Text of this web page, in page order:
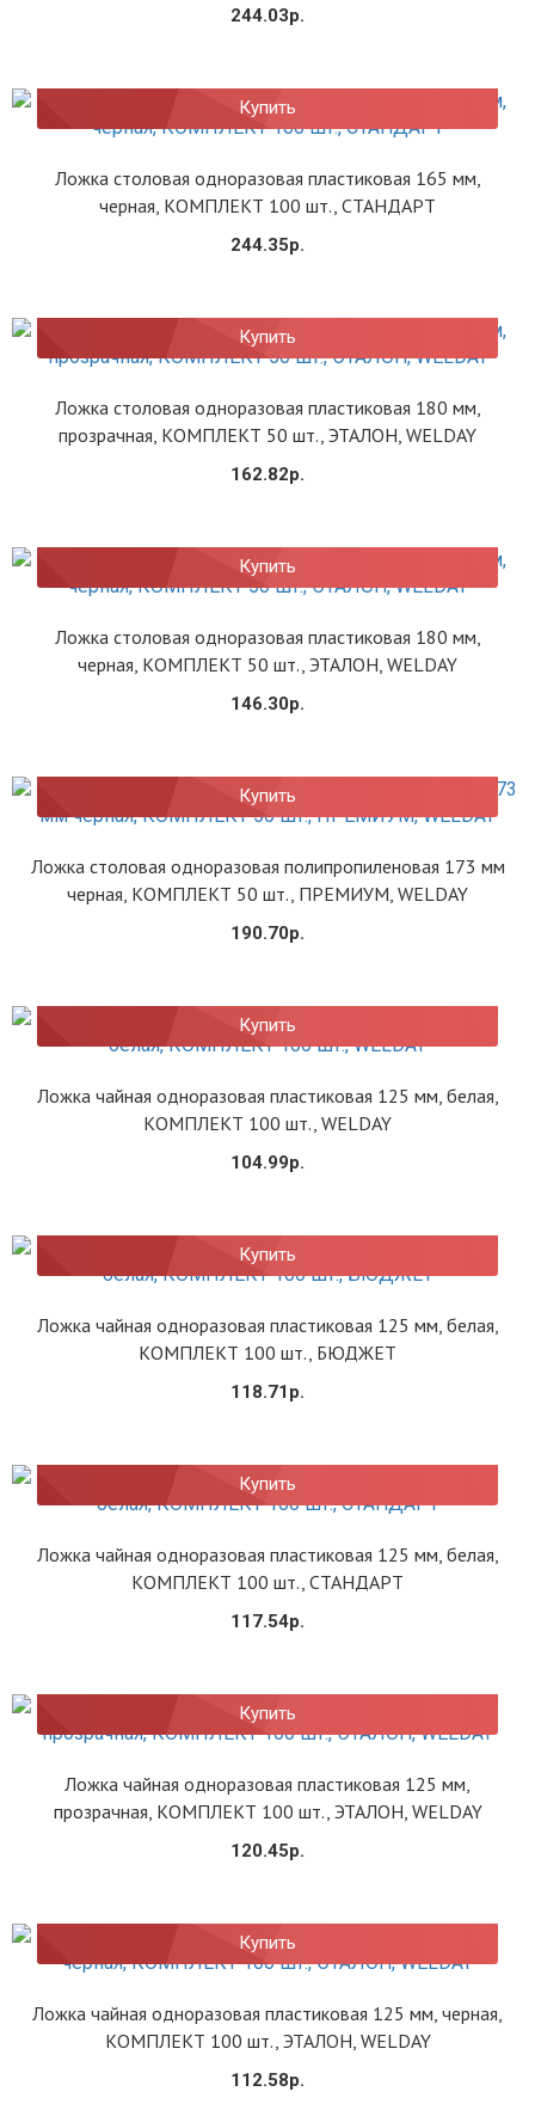
244.03р.
Купить
Ложка столовая одноразовая пластиковая 165 мм,
черная, КОМПЛЕКТ 100 шт., СТАНДАРТ
244.35р.
Купить
Ложка столовая одноразовая пластиковая 180 мм,
прозрачная, КОМПЛЕКТ 50 шт., ЭТАЛОН, WELDAY
162.82р.
Купить
Ложка столовая одноразовая пластиковая 180 мм,
черная, КОМПЛЕКТ 50 шт., ЭТАЛОН, WELDAY
146.30р.
Купить
Ложка столовая одноразовая полипропиленовая 173 мм
черная, КОМПЛЕКТ 50 шт., ПРЕМИУМ, WELDAY
190.70р.
Купить
Ложка чайная одноразовая пластиковая 125 мм, белая,
КОМПЛЕКТ 100 шт., WELDAY
104.99р.
Купить
Ложка чайная одноразовая пластиковая 125 мм, белая,
КОМПЛЕКТ 100 шт., БЮДЖЕТ
118.71р.
Купить
Ложка чайная одноразовая пластиковая 125 мм, белая,
КОМПЛЕКТ 100 шт., СТАНДАРТ
117.54р.
Купить
Ложка чайная одноразовая пластиковая 125 мм,
прозрачная, КОМПЛЕКТ 100 шт., ЭТАЛОН, WELDAY
120.45р.
Купить
Ложка чайная одноразовая пластиковая 125 мм, черная,
КОМПЛЕКТ 100 шт., ЭТАЛОН, WELDAY
112.58р.